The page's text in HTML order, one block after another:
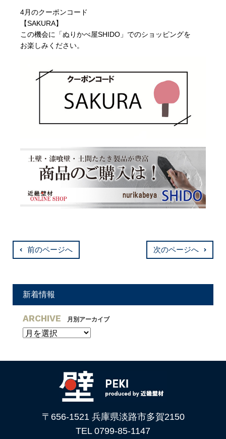
4月のクーポンコード
【SAKURA】
この機会に「ぬりかべ屋SHIDO」でのショッピングを
お楽しみください。
前のページへ 次のページへ
新着情報
ARCHIVE 月別アーカイブ
〒656-1521 兵庫県淡路市多賀2150
TEL 0799-85-1147